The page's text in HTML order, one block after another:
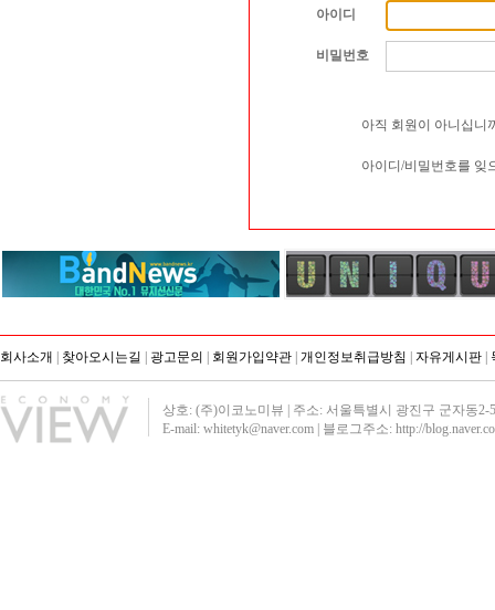
아이디
비밀번호
아직 회원이 아니십니
아이디/비밀번호를 잊
회사소개 찾아오시는길 광고문의 회원가입약관 개인정보취급방침 자유게시판
상호: (주)이코노미뷰 | 주소: 서울특별시 광진구 군자동2-
E-mail: whitetyk@naver.com | 블로그주소: http://